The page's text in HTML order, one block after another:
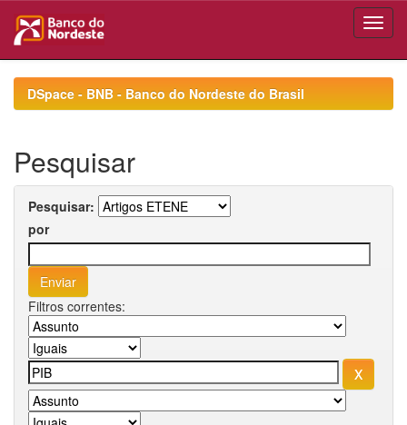
navigationDSpace - BNB - Banco do Nordeste do Brasil
Pesquisar
Pesquisar:
por
Filtros correntes: